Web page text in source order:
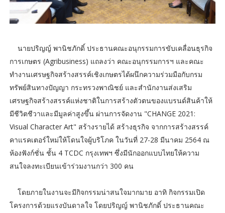
นายปริญญ์ พานิชภักดิ์ ประธานคณะอนุกรรมการขับเคลื่อนธุรกิจ
การเกษตร (Agribusiness) แถลงว่า คณะอนุกรรมการฯ และคณะ
ทำงานเศรษฐกิจสร้างสรรค์เชิงเกษตรได้ผนึกความร่วมมือกับกรม
ทรัพย์สินทางปัญญา กระทรวงพาณิชย์ และสำนักงานส่งเสริม
เศรษฐกิจสร้างสรรค์แห่งชาติในการสร้างตัวตนของแบรนด์สินค้าให้
มีชีวิตชีวาและมีมูลค่าสูงขึ้น ผ่านการจัดงาน "CHANGE 2021:
Visual Character Art" สร้างรายได้ สร้างธุรกิจ จากการสร้างสรรค์
คาแรคเตอร์ใหม่ให้โดนใจผู้บริโภค ในวันที่ 27-28 มีนาคม 2564 ณ
ห้องฟังก์ชั่น ชั้น 4 TCDC กรุงเทพฯ ซึ่งมีนักออกแบบไทยให้ความ
สนใจลงทะเบียนเข้าร่วมงานกว่า 300 คน
โดยภายในงานจะมีกิจกรรมน่าสนใจมากมาย อาทิ กิจกรรมเปิด
โครงการด้วยแรงบันดาลใจ โดยปริญญ์ พานิชภักดิ์ ประธานคณะ